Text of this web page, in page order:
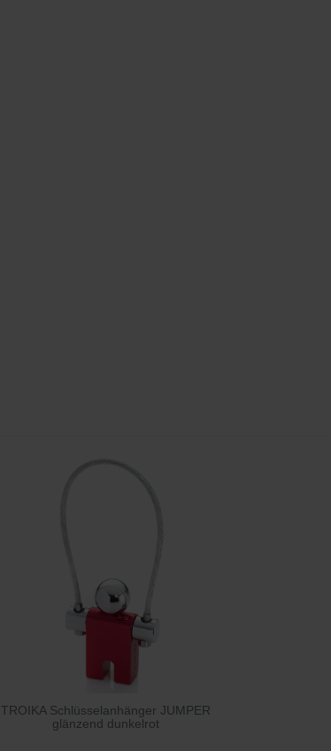
TROIKA Schlüsselanhänger JUMPER
glänzend dunkelrot